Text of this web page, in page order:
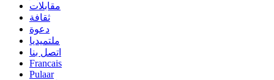
مقابلات
ثقافة
دعوة
ملتميديا
اتصل بنا
Francais
Pulaar